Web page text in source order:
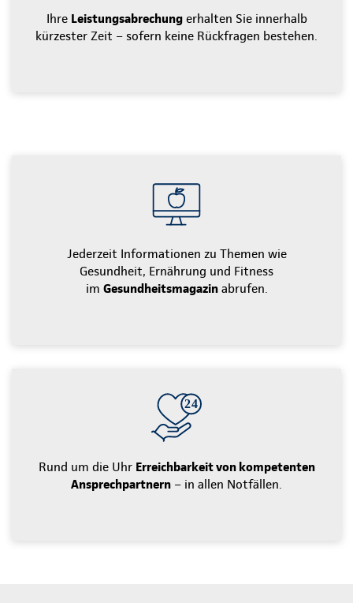
Ihre Leistungsabrechungerhalten Sie innerhalb
kürzester Zeit – sofern keine Rückfragen bestehen.
Jederzeit Informationen zu Themen wie
Gesundheit, Ernährung und Fitness
im Gesundheitsmagazinabrufen.
Rund um die Uhr Erreichbarkeit von kompetenten
Ansprechpartnern – in allen Notfällen.